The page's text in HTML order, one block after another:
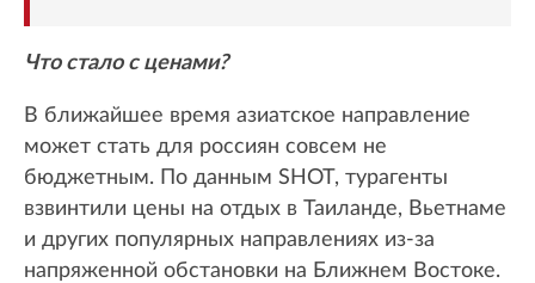
Что стало с ценами?
В ближайшее время азиатское направление
может стать для россиян совсем не
бюджетным. По данным SHOT, турагенты
взвинтили цены на отдых в Таиланде, Вьетнаме
и других популярных направлениях из-за
напряженной обстановки на Ближнем Востоке.